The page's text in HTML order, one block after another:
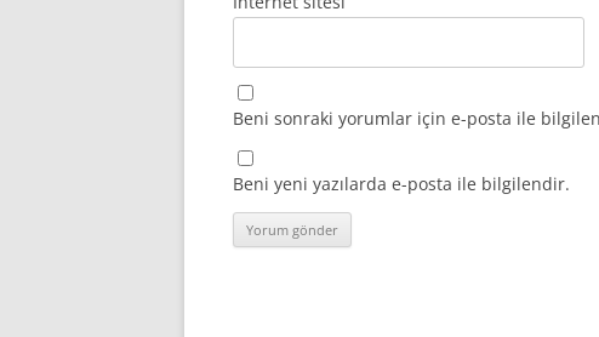
Beni sonraki yorumlar için e-posta ile
Beni yeni yazılarda e-posta ile bilgilendir.